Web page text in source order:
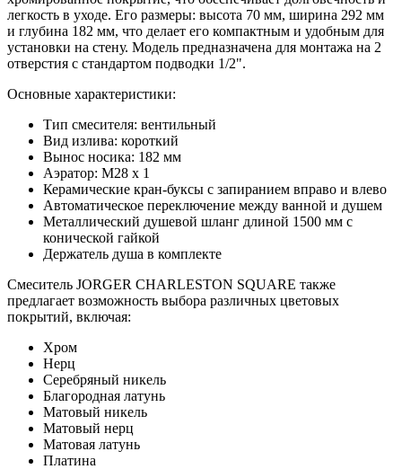
легкость в уходе. Его размеры: высота 70 мм, ширина 292 мм
и глубина 182 мм, что делает его компактным и удобным для
установки на стену. Модель предназначена для монтажа на 2
отверстия с стандартом подводки 1/2".
Основные характеристики:
Тип смесителя: вентильный
Вид излива: короткий
Вынос носика: 182 мм
Аэратор: М28 х 1
Керамические кран-буксы с запиранием вправо и влево
Автоматическое переключение между ванной и душем
Металлический душевой шланг длиной 1500 мм с
конической гайкой
Держатель душа в комплекте
Смеситель JORGER CHARLESTON SQUARE также
предлагает возможность выбора различных цветовых
покрытий, включая:
Хром
Нерц
Серебряный никель
Благородная латунь
Матовый никель
Матовый нерц
Матовая латунь
Платина